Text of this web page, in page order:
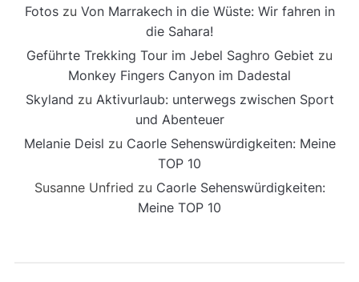
Fotoszu Von Marrakech in die Wüste: Wir fahren in
die Sahara!
Geführte Trekking Tour im Jebel Saghro Gebiet zu
Monkey Fingers Canyon im Dadestal
Skyland zu Aktivurlaub: unterwegs zwischen Sport
und Abenteuer
Melanie Deisl zu Caorle Sehenswürdigkeiten: Meine
TOP 10
Susanne Unfried zu Caorle Sehenswürdigkeiten:
Meine TOP 10